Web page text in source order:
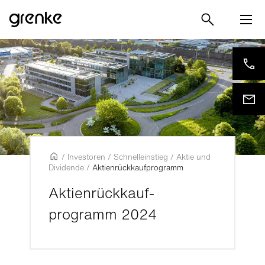
/ Investoren / Schnelleinstieg / Aktie und
Dividende / Aktienrückkaufprogramm
Aktienrückkauf-
programm 2024